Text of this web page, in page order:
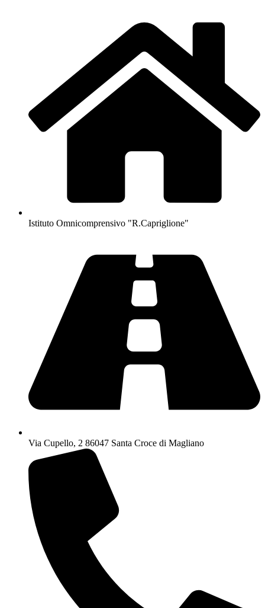
Istituto Omnicomprensivo "R.Capriglione"
Via Cupello, 2 86047 Santa Croce di Magliano